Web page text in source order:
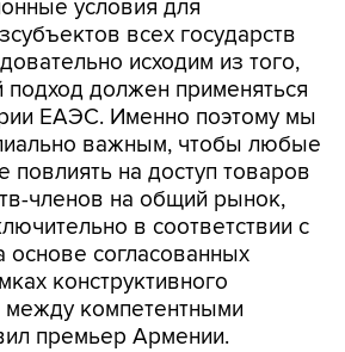
условия для
всех государств
исходим из того,
подход должен применяться
ЕАЭС. Именно поэтому мы
важным, чтобы любые
на доступ товаров
членов на общий рынок,
в соответствии с
согласованных
конструктивного
между компетентными
премьер Армении.